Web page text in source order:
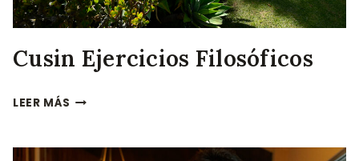
Cusin Ejercicios Filosóficos
LEER MÁS CUSIN